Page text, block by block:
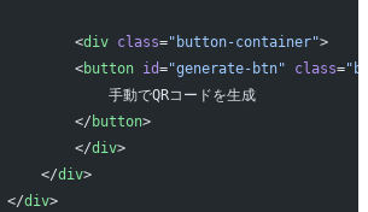
<
div class="button-container">
<
button id="generate-btn" class=
手動でQRコードを生成
</
button>
</
div>
</
div>
</
div>